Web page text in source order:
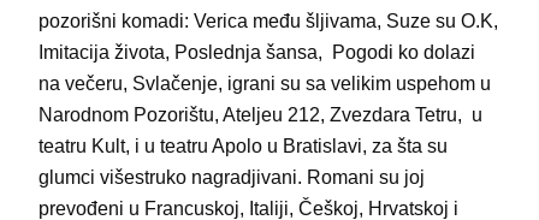
pozorišni komadi: Verica među šljivama, Suze su O.K,
Imitacija života, Poslednja šansa, Pogodi ko dolazi
na večeru, Svlačenje, igrani su sa velikim uspehom u
Narodnom Pozorištu, Ateljeu 212, Zvezdara Tetru, u
teatru Kult, i u teatru Apolo u Bratislavi, za šta su
glumci višestruko nagradjivani. Romani su joj
prevođeni u Francuskoj, Italiji, Češkoj, Hrvatskoj i